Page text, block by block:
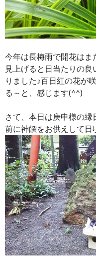
今年は長梅雨で開花はま
見上げると日当たりの
りました♪百日紅の花が
る～と、感じます(^^)
さて、本日は庚申様の
前に神饌をお供えして日